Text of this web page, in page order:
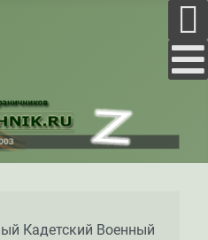
Кадетский Военный